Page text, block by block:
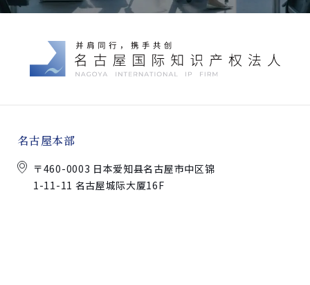
名古屋本部
〒460-0003 日本爱知县名古屋市中区锦
1-11-11 名古屋城际大厦16F